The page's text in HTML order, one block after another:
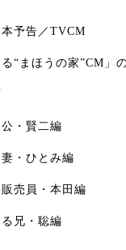
本予告／TVCM
る“まほうの家”CM」
・賢二編
・ひとみ編
売員・本田編
兄・聡編